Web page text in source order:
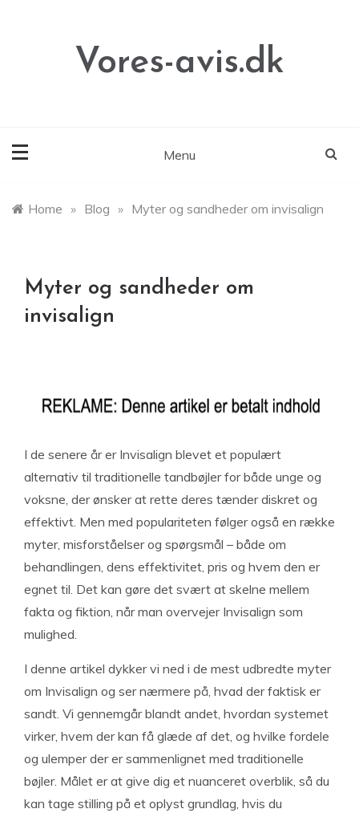
Vores-avis.dk
Menu
Home » Blog » Myter og sandheder om invisalign
Myter og sandheder om
invisalign
I de senere år er Invisalign blevet et populært
alternativ til traditionelle tandbøjler for både unge og
voksne, der ønsker at rette deres tænder diskret og
effektivt. Men med populariteten følger også en række
myter, misforståelser og spørgsmål – både om
behandlingen, dens effektivitet, pris og hvem den er
egnet til. Det kan gøre det svært at skelne mellem
fakta og fiktion, når man overvejer Invisalign som
mulighed.
I denne artikel dykker vi ned i de mest udbredte myter
om Invisalign og ser nærmere på, hvad der faktisk er
sandt. Vi gennemgår blandt andet, hvordan systemet
virker, hvem der kan få glæde af det, og hvilke fordele
og ulemper der er sammenlignet med traditionelle
bøjler. Målet er at give dig et nuanceret overblik, så du
kan tage stilling på et oplyst grundlag, hvis du